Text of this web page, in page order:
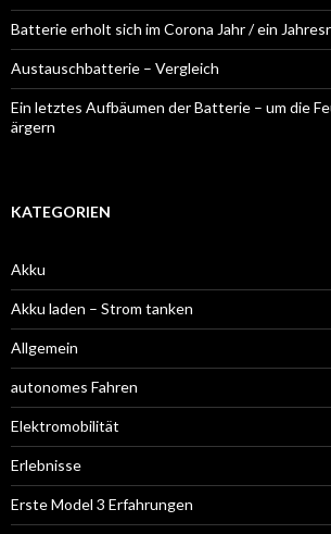
Batterie erholt sich im Corona Jahr / ein
Austauschbatterie – Vergleich
Ein letztes Aufbäumen der Batterie – um die
ärgern
KATEGORIEN
Akku
Akku laden – Strom tanken
Allgemein
autonomes Fahren
Elektromobilität
Erlebnisse
Erste Model 3 Erfahrungen